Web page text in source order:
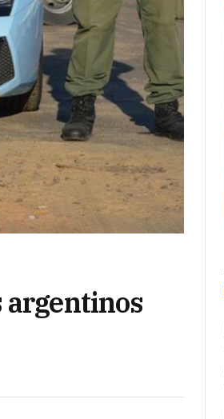
argentinos